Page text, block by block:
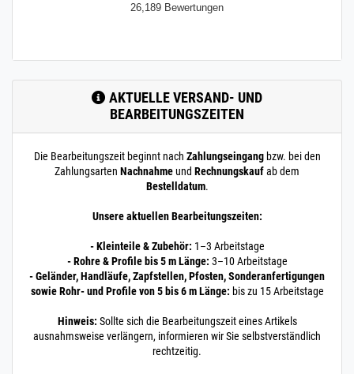
26,189 Bewertungen
AKTUELLE VERSAND- UND
BEARBEITUNGSZEITEN
Die Bearbeitungszeit beginnt nach Zahlungseingangbzw. bei den
Zahlungsarten Nachnahmeund Rechnungskaufab dem
Bestelldatum.
Unsere aktuellen Bearbeitungszeiten:
- Kleinteile & Zubehör: 1–3 Arbeitstage
- Rohre & Profile bis 5 m Länge: 3–10 Arbeitstage
- Geländer, Handläufe, Zapfstellen, Pfosten, Sonderanfertigungen
sowie Rohr- und Profile von 5 bis 6 m Länge: bis zu 15 Arbeitstage
Hinweis: Sollte sich die Bearbeitungszeit eines Artikels
ausnahmsweise verlängern, informieren wir Sie selbstverständlich
rechtzeitig.